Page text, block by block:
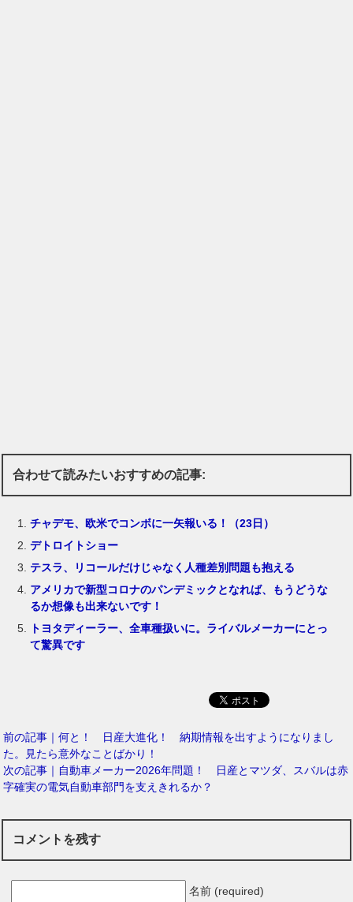
合わせて読みたいおすすめの記事:
チャデモ、欧米でコンボに一矢報いる！（23日）
デトロイトショー
テスラ、リコールだけじゃなく人種差別問題も抱える
アメリカで新型コロナのパンデミックとなれば、もうどうな
るか想像も出来ないです！
トヨタディーラー、全車種扱いに。ライバルメーカーにとっ
て驚異です
前の記事｜何と！ 日産大進化！ 納期情報を出すようになりまし
た。見たら意外なことばかり！
次の記事｜自動車メーカー2026年問題！ 日産とマツダ、スバルは赤
字確実の電気自動車部門を支えきれるか？
コメントを残す
名前 (required)